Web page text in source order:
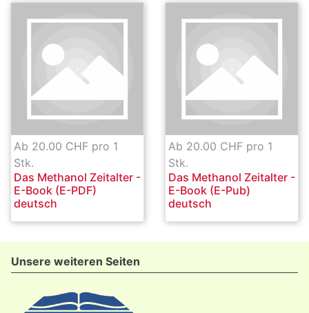
Ab 20.00 CHF pro 1
Stk.
Das Methanol Zeitalter -
E-Book (E-PDF)
deutsch
Ab 20.00 CHF pro 1
Stk.
Das Methanol Zeitalter -
E-Book (E-Pub)
deutsch
Unsere weiteren Seiten